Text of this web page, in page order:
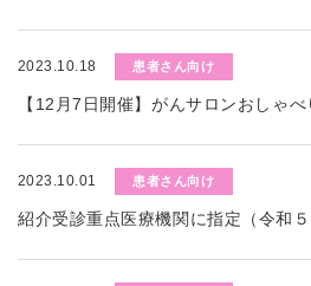
2023.10.18 患者さん向け
【12月7日開催】がんサロンおしゃ
2023.10.01 患者さん向け
紹介受診重点医療機関に指定（令和５